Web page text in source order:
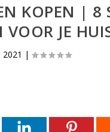
KOPEN | 8
VOOR JE
|